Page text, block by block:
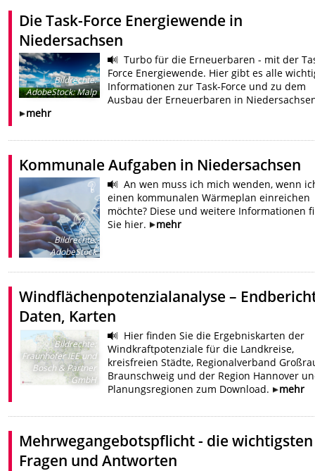
Die Task-Force Energiewende in
Niedersachsen
Bildrechte:
AdobeStock: Malp
Turbo für die Erneuerbaren - mit der
Force Energiewende. Hier gibt es alle
Informationen zur Task-Force und zu dem
Ausbau der Erneuerbaren in
mehr
Kommunale Aufgaben in Niedersachsen
Bildrechte:
AdobeStock
An wen muss ich mich wenden, wenn
einen kommunalen Wärmeplan einreichen
möchte? Diese und weitere Informationen
Sie hier.
mehr
Windflächenpotenzialanalyse –
Daten, Karten
Bildrechte:
Fraunhofer IEE und
Bosch & Partner
GmbH
Hier finden Sie die Ergebniskarten der
Windkraftpotenziale für die Landkreise,
kreisfreien Städte, Regionalverband
Braunschweig und der Region Hannover
Planungsregionen zum Download.
mehr
Mehrwegangebotspflicht - die wichtigsten
Fragen und Antworten